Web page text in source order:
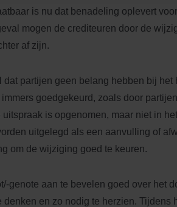
is nu dat benadeling oplevert
mogen de crediteuren door de
af zijn.
dat partijen geen belang hebben bij het
goedgekeurd, zoals door
is opgenomen, maar niet in
uitgelegd als een aanvulling of
om de wijziging goed te keuren.
genote aan te bevelen goed over het
denken en zo nodig te herzien. Tijdens